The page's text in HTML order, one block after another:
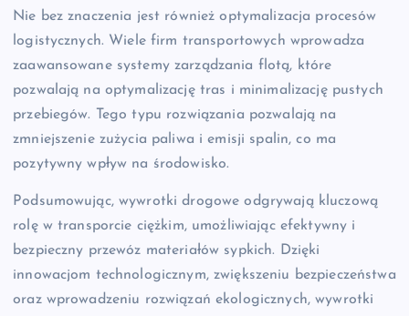
Nie bez znaczenia jest również optymalizacja procesów
logistycznych. Wiele firm transportowych wprowadza
zaawansowane systemy zarządzania flotą, które
pozwalają na optymalizację tras i minimalizację pustych
przebiegów. Tego typu rozwiązania pozwalają na
zmniejszenie zużycia paliwa i emisji spalin, co ma
pozytywny wpływ na środowisko.
Podsumowując, wywrotki drogowe odgrywają kluczową
rolę w transporcie ciężkim, umożliwiając efektywny i
bezpieczny przewóz materiałów sypkich. Dzięki
innowacjom technologicznym, zwiększeniu bezpieczeństwa
oraz wprowadzeniu rozwiązań ekologicznych, wywrotki